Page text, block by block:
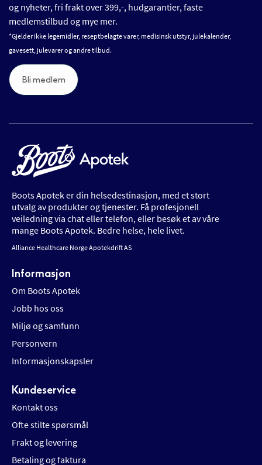
og nyheter, fri frakt over 399,-, hudgarantier, faste
medlemstilbud og mye mer.
*Gjelder ikke legemidler, reseptbelagte varer, medisinsk utstyr, julekalender,
gavesett, julevarer og andre tilbud.
Bli medlem
Boots Apotek er din helsedestinasjon, med et stort
utvalg av produkter og tjenester. Få profesjonell
veiledning via chat eller telefon, eller besøk et av våre
mange Boots Apotek. Bedre helse, hele livet.
Alliance Healthcare Norge Apotekdrift AS
Informasjon
Om Boots Apotek
Jobb hos oss
Miljø og samfunn
Personvern
Informasjonskapsler
Kundeservice
Kontakt oss
Ofte stilte spørsmål
Frakt og levering
Betaling og faktura